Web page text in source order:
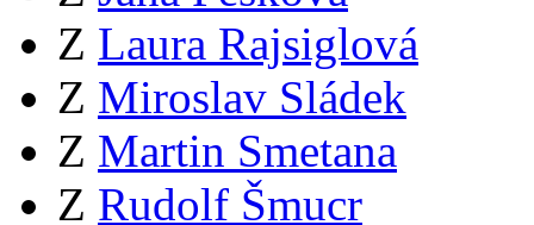
Z Laura Rajsiglová
Z Miroslav Sládek
Z Martin Smetana
Z Rudolf Šmucr